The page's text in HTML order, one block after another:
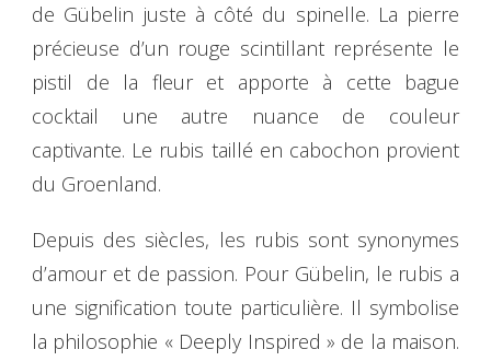
de Gübelin juste à côté du spinelle. La pierre
précieuse d’un rouge scintillant représente le
pistil de la fleur et apporte à cette bague
cocktail une autre nuance de couleur
captivante. Le rubis taillé en cabochon provient
du Groenland.
Depuis des siècles, les rubis sont synonymes
d’amour et de passion. Pour Gübelin, le rubis a
une signification toute particulière. Il symbolise
la philosophie « Deeply Inspired » de la maison.